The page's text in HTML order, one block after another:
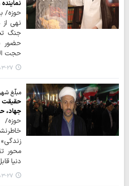
حوزه/
نهی
جنگ
حضور
حجت
۱۴۰۵-
مبلّغ
حقیقت
جهاد،
محور
دنیا
۱۴۰۵-